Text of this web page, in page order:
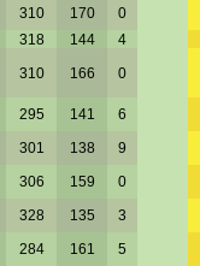
310 170 0
318 144 4
310 166 0
295 141 6
301 138 9
306 159 0
328 135 3
284 161 5